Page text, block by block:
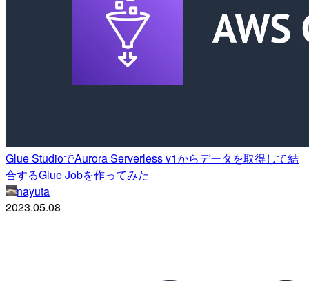
Glue StudioでAurora Serverless v1からデータを取得して結
合するGlue Jobを作ってみた
nayuta
2023.05.08